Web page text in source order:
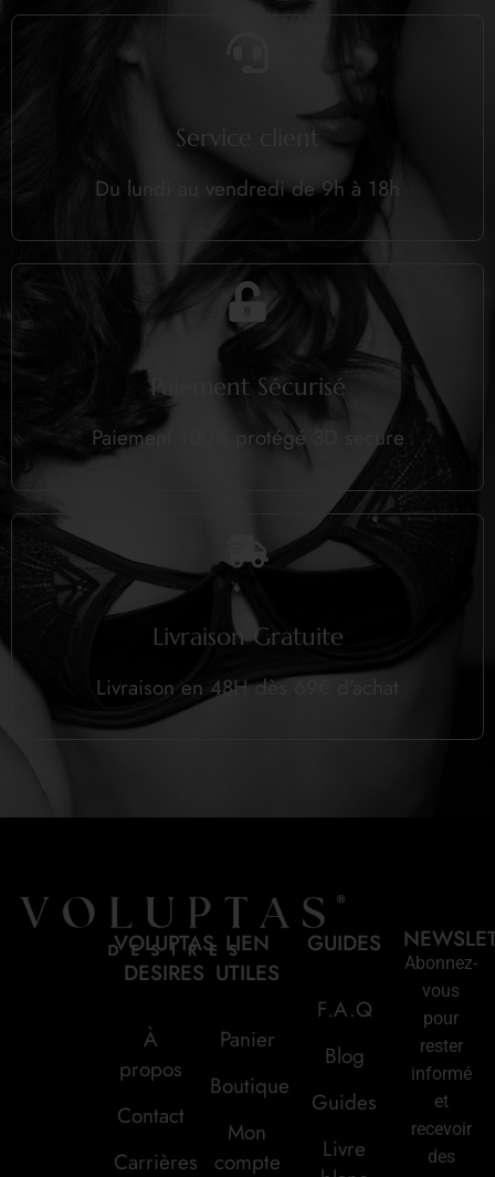
Service client
Du lundi au vendredi de 9h à 18h
Paiement Sécurisé
Paiement 100% protégé 3D secure
Livraison Gratuite
Livraison en 48H dès 69€ d’achat
VOLUPTAS
DESIRES
À
propos
Contact
Carrières
LIEN
UTILES
Panier
Boutique
Mon
compte
GUIDES
F.A.Q
Blog
Guides
Livre
Abonnez-
vous
pour
rester
informé
et
recevoir
des